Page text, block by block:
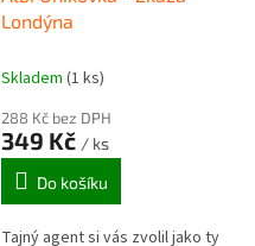
Londýna
Skladem (1 ks)
288 Kč bez DPH
349 Kč / ks
Do košíku
Tajný agent si vás zvolil jako ty